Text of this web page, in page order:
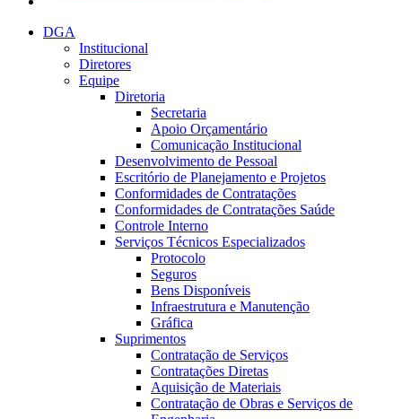
DGA
Institucional
Diretores
Equipe
Diretoria
Secretaria
Apoio Orçamentário
Comunicação Institucional
Desenvolvimento de Pessoal
Escritório de Planejamento e Projetos
Conformidades de Contratações
Conformidades de Contratações Saúde
Controle Interno
Serviços Técnicos Especializados
Protocolo
Seguros
Bens Disponíveis
Infraestrutura e Manutenção
Gráfica
Suprimentos
Contratação de Serviços
Contratações Diretas
Aquisição de Materiais
Contratação de Obras e Serviços de